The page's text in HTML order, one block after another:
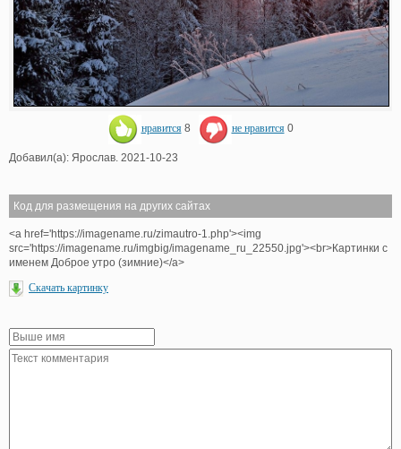
нравится 8 не нравится 0
Добавил(а): Ярослав. 2021-10-23
Код для размещения на других сайтах
<a href='https://imagename.ru/zimautro-1.php'><img
src='https://imagename.ru/imgbig/imagename_ru_22550.jpg'><br>Картинки с
именем Доброе утро (зимние)</a>
Скачать картинку